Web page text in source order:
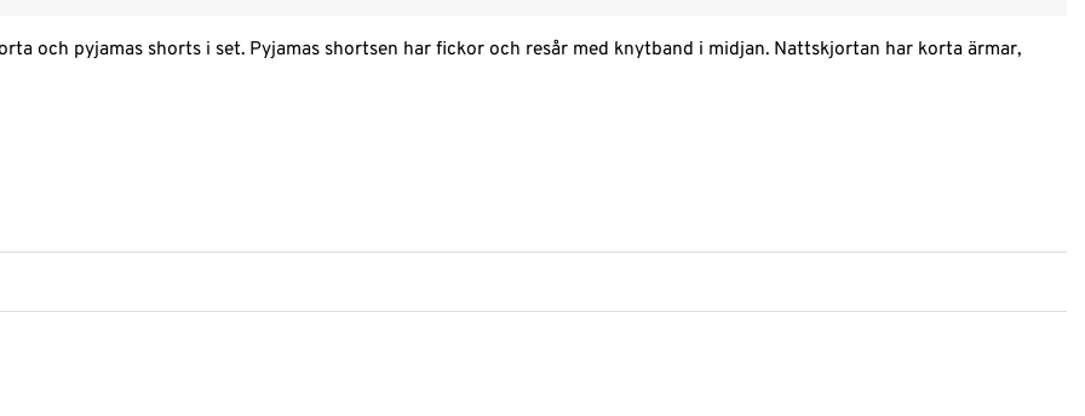
och pyjamas shorts i set. Pyjamas shortsen har fickor och resår med knytband i midjan. Nattskjortan har korta ärmar,